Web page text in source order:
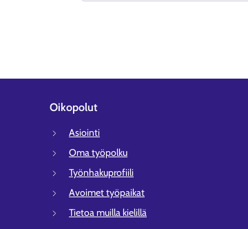
Oikopolut
Asiointi
Oma työpolku
Työnhakuprofiili
Avoimet työpaikat
Tietoa muilla kielillä